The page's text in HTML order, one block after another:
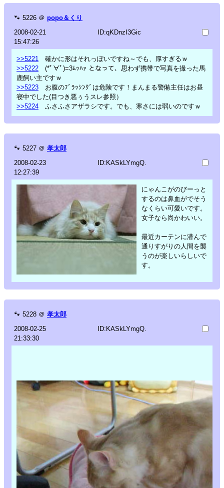
🐾 5226 ＠ popo＆くり
2008-02-21
15:47:26
ID:qKDnzI3Gic
>>5221
確かに形はそれっぽいですね～でも、厚すぎるｗ
>>5222 (*ﾟ∀ﾟ)=3ﾑｯﾊｧ となって、思わず携帯で写真を撮った馬
鹿飼い主ですｗ
>>5223 お腹のﾌﾞﾗｯｼﾝｸﾞは危険です！まんまる警備主任はお昼
寝中でした(目つき悪ぅうスレ参照）
>>5224 ふさふさアザラシです。でも、寒さには弱いのですｗ
🐾 5227 ＠ 孝太郎
2008-02-23
12:27:39
ID:KASkLYmgQ.
にゃんこがのびーっと
するのは鼻血がでそう
なくらい可愛いです。
女子なら尚かわいい。
最近カーテンに潜んで
通りすがりの人間を襲
うのが楽しいらしいで
す。
🐾 5228 ＠ 孝太郎
2008-02-25
21:33:30
ID:KASkLYmgQ.